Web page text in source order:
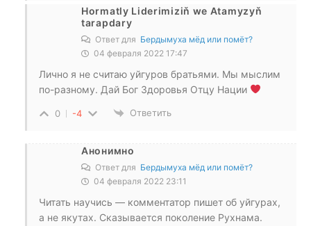
Hormatly Liderimiziň we Atamyzyň
tarapdary
Ответ для Бердымуха мёд или помёт?
04 февраля 2022 17:47
Лично я не считаю уйгуров братьями. Мы мыслим
по-разному. Дай Бог Здоровья Отцу Нации
0 -4 Ответить
Анонимно
Ответ для Бердымуха мёд или помёт?
04 февраля 2022 23:11
Читать научись — комментатор пишет об уйгурах,
а не якутах. Сказывается поколение Рухнама.